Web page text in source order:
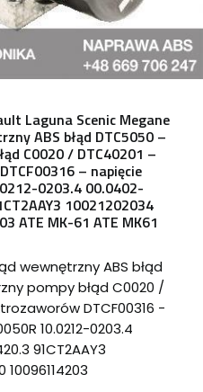
Laguna Scenic Megane
ABS błąd DTC5050 –
C0020 / DTC40201 –
– napięcie
0203.4 00.0402-
10021202034
ATE MK-61 ATE MK61
wewnętrzny ABS błąd
pompy błąd C0020 /
DTCF00316 -
10.0212-0203.4
91CT2AAY3
10096114203